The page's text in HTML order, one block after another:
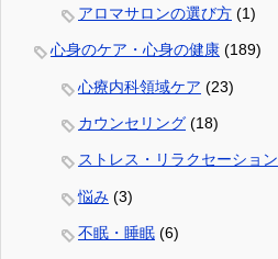
アロマサロンの選び方 (1)
心身のケア・心身の健康 (189)
心療内科領域ケア (23)
カウンセリング (18)
ストレス・リラクセーション
悩み (3)
不眠・睡眠 (6)